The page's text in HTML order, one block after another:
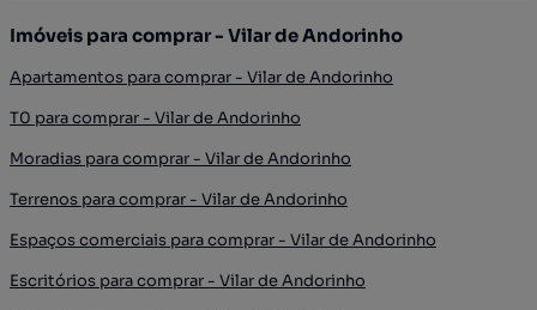
Imóveis para comprar - Vilar de Andorinho
Apartamentos para comprar - Vilar de Andorinho
T0 para comprar - Vilar de Andorinho
Moradias para comprar - Vilar de Andorinho
Terrenos para comprar - Vilar de Andorinho
Espaços comerciais para comprar - Vilar de Andorinho
Escritórios para comprar - Vilar de Andorinho